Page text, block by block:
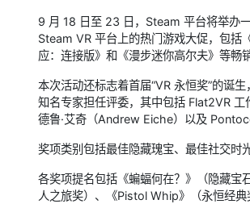
9 月 18 日至 23 日，Steam 平台将举办
Steam VR 平台上的热门游戏大促，包
应：连接版》和《漫步迷你高尔夫》等畅
本次活动还标志着首届“VR 永恒奖”的诞
知名专家担任评委，其中包括 Flat2VR
德鲁·艾奇（Andrew Eiche）以及
奖项类别包括最佳隐藏瑰宝、最佳社交时
各奖项提名包括《蝙蝠何在？》（隐藏宝
人之旅奖）、《Pistol Whip》（永恒经